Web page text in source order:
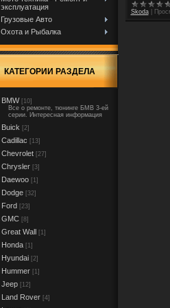
эксплуатация
Грузовые Авто
Охота и Рыбалка
КАТЕГОРИИ РАЗДЕЛА
BMW [10]
Все о ремонте, тюнинге БМВ 3-ей
серии. Интересная информация
Buick [2]
Cadillac [13]
Chevrolet [27]
Chrysler [3]
Daewoo [1]
Dodge [32]
Ford [23]
GMC [8]
Great Wall [1]
Honda [1]
Hyundai [2]
Hummer [1]
Jeep [12]
Land Rover [4]
Skoda|